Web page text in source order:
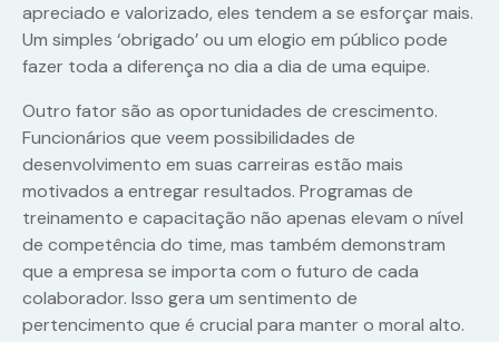
apreciado e valorizado, eles tendem a se esforçar mais.
Um simples ‘obrigado’ ou um elogio em público pode
fazer toda a diferença no dia a dia de uma equipe.
Outro fator são as oportunidades de crescimento.
Funcionários que veem possibilidades de
desenvolvimento em suas carreiras estão mais
motivados a entregar resultados. Programas de
treinamento e capacitação não apenas elevam o nível
de competência do time, mas também demonstram
que a empresa se importa com o futuro de cada
colaborador. Isso gera um sentimento de
pertencimento que é crucial para manter o moral alto.